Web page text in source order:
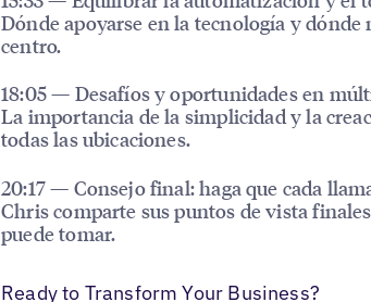
Dónde apoyarse en la tecnología y dónde
centro.
18:05 — Desafíos y oportunidades en
La importancia de la simplicidad y la
todas las ubicaciones.
20:17 — Consejo final: haga que cada
Chris comparte sus puntos de vista
puede tomar.
Ready to Transform Your Business?